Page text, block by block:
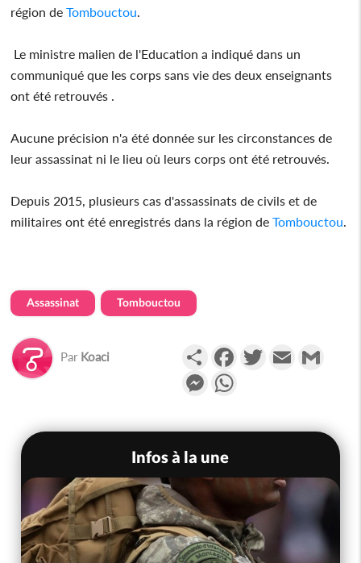
région deTombouctou
Le ministre malien de l'Education a indiqué dans un
communiqué que les corps sans vie des deux enseignants
ont été retrouvés .
Aucune précision n'a été donnée sur les circonstances de
leur assassinat ni le lieu où leurs corps ont été retrouvés.
Depuis 2015, plusieurs cas d'assassinats de civils et de
militaires ont été enregistrés dans la région deTombouctou
Assassinat Tombouctou
Par Koaci PartagerFacebookTwitterEmail
Messenger
Infos à la une